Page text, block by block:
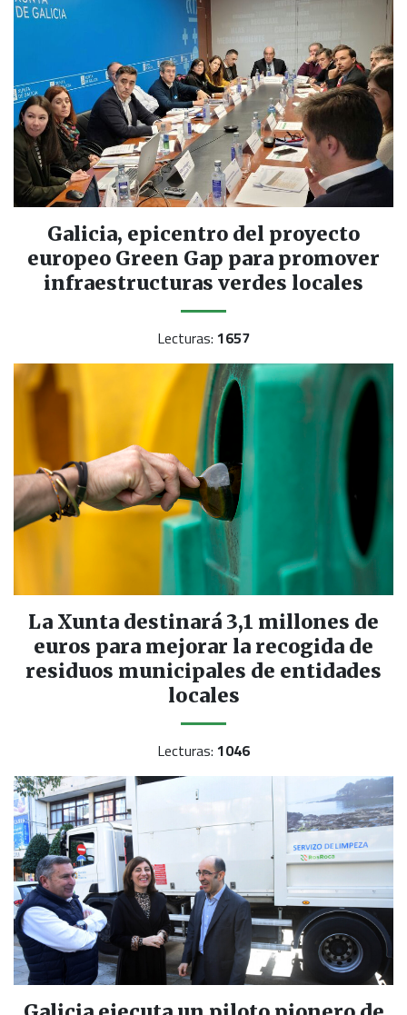
Galicia, epicentro del proyecto
europeo Green Gap para promover
infraestructuras verdes locales
Lecturas: 1657
La Xunta destinará 3,1 millones de
euros para mejorar la recogida de
residuos municipales de entidades
locales
Lecturas: 1046